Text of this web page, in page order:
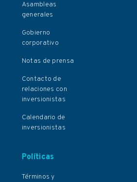
Asambleas
generales
Gobierno
corporativo
Notas de prensa
Contacto de
relaciones con
inversionistas
Calendario de
inversionistas
Políticas
Términos y